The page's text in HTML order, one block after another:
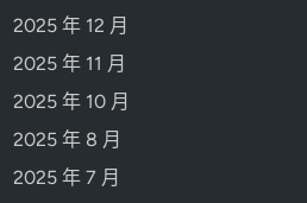
2025 年 12 月
2025 年 11 月
2025 年 10 月
2025 年 8 月
2025 年 7 月